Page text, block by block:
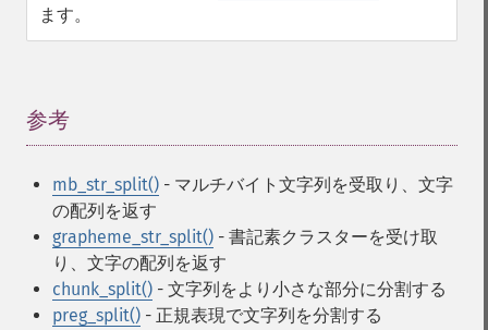
ます。
参考
mb_str_split() - マルチバイト文字列を受取り、文字
の配列を返す
grapheme_str_split() - 書記素クラスターを受け取
り、文字の配列を返す
chunk_split() - 文字列をより小さな部分に分割する
preg_split() - 正規表現で文字列を分割する